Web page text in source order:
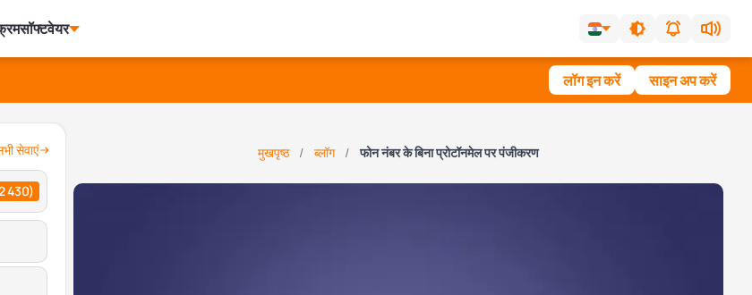
सॉफ्टवेयर
लॉग इन करें साइन अप करें
सेवाएं
430)
मुखपृष्ठ ब्लॉग फोन नंबर के बिना प्रोटॉनमेल पर पंजीकरण